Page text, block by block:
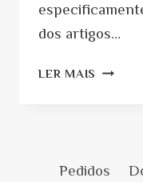
dos artigos…
LER MAIS VOCÊ
Pedidos